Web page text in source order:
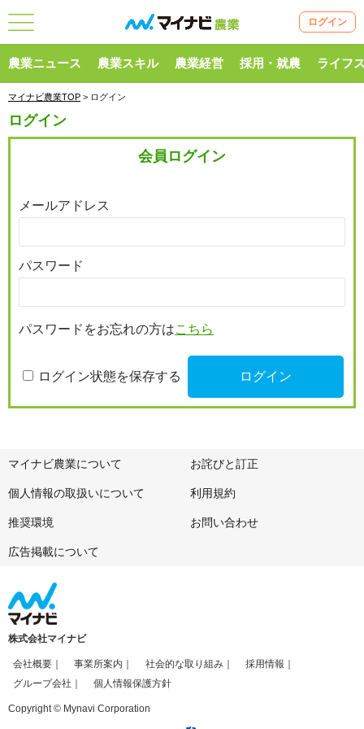
ログイン
農業ニュース 農業スキル 農業経営 採用・就農 ライフ
マイナビ農業TOP > ログイン
ログイン
会員ログイン
メールアドレス
パスワード
パスワードをお忘れの方はこちら
ログイン状態を保存する
マイナビ農業について お詫びと訂正
個人情報の取扱いについて 利用規約
推奨環境 お問い合わせ
広告掲載について
株式会社マイナビ
会社概要 事業所案内 社会的な取り組み
採用情報
グループ会社
個人情報保護方針
Copyright © Mynavi Corporation